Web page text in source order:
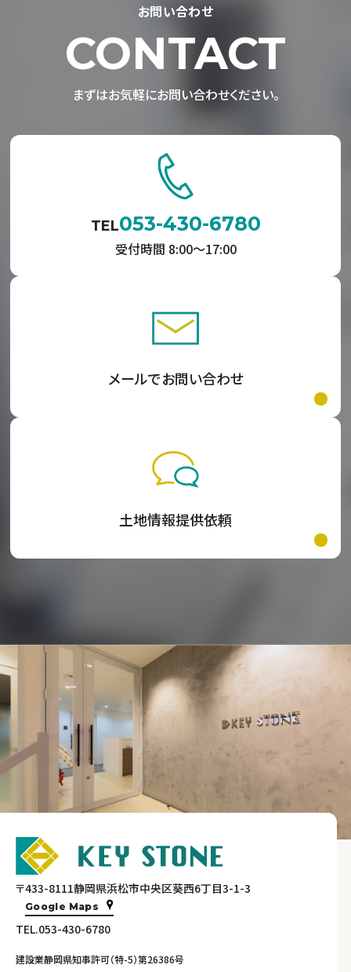
お問い合わせ
CONTACT
まずはお気軽にお問い合わせください。
TEL053-430-6780
受付時間 8:00〜17:00
メールでお問い合わせ
土地情報提供依頼
〒433-8111静岡県浜松市中央区葵西6丁目3-1-3
Google Maps
TEL.053-430-6780
建設業静岡県知事許可（特-5）第26386号